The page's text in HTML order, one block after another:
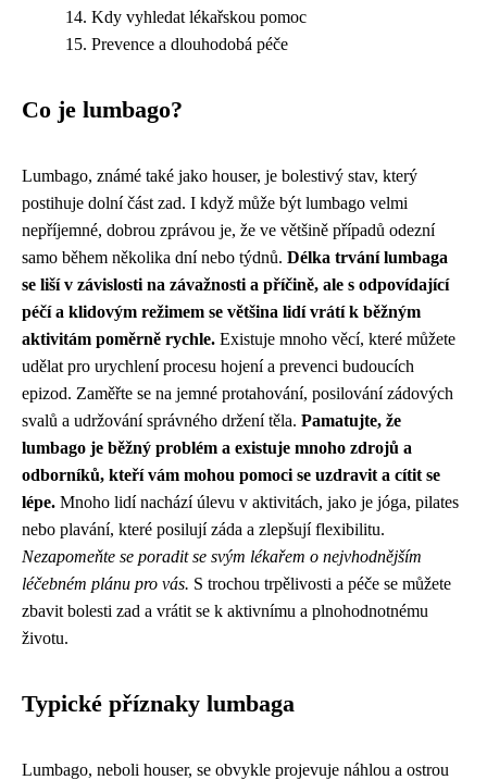
Kdy vyhledat lékařskou pomoc
Prevence a dlouhodobá péče
Co je lumbago?
Lumbago, známé také jako houser, je bolestivý stav, který
postihuje dolní část zad. I když může být lumbago velmi
nepříjemné, dobrou zprávou je, že ve většině případů odezní
samo během několika dní nebo týdnů. Délka trvání lumbaga
se liší v závislosti na závažnosti a příčině, ale s odpovídající
péčí a klidovým režimem se většina lidí vrátí k běžným
aktivitám poměrně rychle. Existuje mnoho věcí, které můžete
udělat pro urychlení procesu hojení a prevenci budoucích
epizod. Zaměřte se na jemné protahování, posilování zádových
svalů a udržování správného držení těla. Pamatujte, že
lumbago je běžný problém a existuje mnoho zdrojů a
odborníků, kteří vám mohou pomoci se uzdravit a cítit se
lépe. Mnoho lidí nachází úlevu v aktivitách, jako je jóga, pilates
nebo plavání, které posilují záda a zlepšují flexibilitu.
Nezapomeňte se poradit se svým lékařem o nejvhodnějším
léčebném plánu pro vás. S trochou trpělivosti a péče se můžete
zbavit bolesti zad a vrátit se k aktivnímu a plnohodnotnému
životu.
Typické příznaky lumbaga
Lumbago, neboli houser, se obvykle projevuje náhlou a ostrou